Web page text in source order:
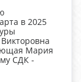
в 2025
Мария
СДК -